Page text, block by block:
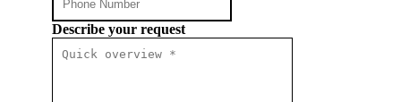
Describe your request